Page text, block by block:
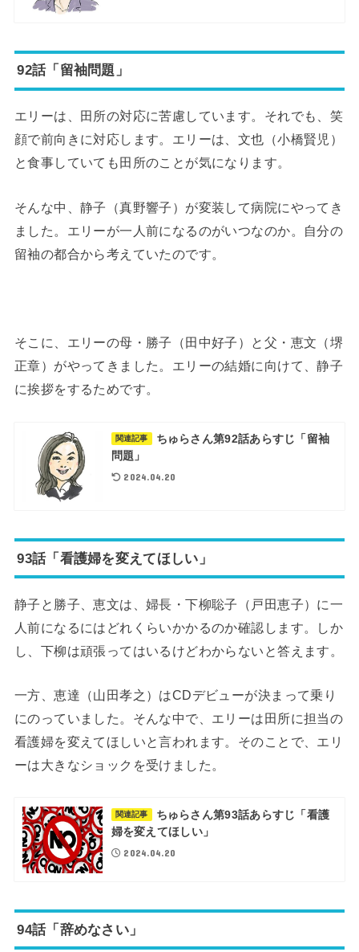
92話「留袖問題」
エリーは、田所の対応に苦慮しています。それでも、笑
顔で前向きに対応します。エリーは、文也（小橋賢児）
と食事していても田所のことが気になります。
そんな中、静子（真野響子）が変装して病院にやってき
ました。エリーが一人前になるのがいつなのか。自分の
留袖の都合から考えていたのです。
そこに、エリーの母・勝子（田中好子）と父・恵文（堺
正章）がやってきました。エリーの結婚に向けて、静子
に挨拶をするためです。
関連記事
ちゅらさん第92話あらすじ「留袖
問題」
2024.04.20
93話「看護婦を変えてほしい」
静子と勝子、恵文は、婦長・下柳聡子（戸田恵子）に一
人前になるにはどれくらいかかるのか確認します。しか
し、下柳は頑張ってはいるけどわからないと答えます。
一方、恵達（山田孝之）はCDデビューが決まって乗り
にのっていました。そんな中で、エリーは田所に担当の
看護婦を変えてほしいと言われます。そのことで、エリ
ーは大きなショックを受けました。
関連記事
ちゅらさん第93話あらすじ「看護
婦を変えてほしい」
2024.04.20
94話「辞めなさい」